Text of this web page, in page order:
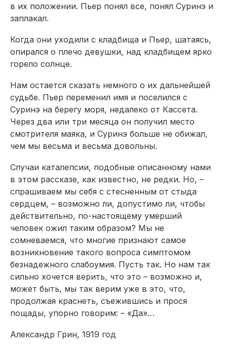
в их положении. Пьер понял все, понял Суринэ и
заплакал.
Когда они уходили с кладбища и Пьер, шатаясь,
опирался о плечо девушки, над кладбищем ярко
горело солнце.
Нам остается сказать немного о их дальнейшей
судьбе. Пьер переменил имя и поселился с
Суринэ на берегу моря, недалеко от Кассета.
Через два или три месяца он получил место
смотрителя маяка, и Суринэ больше не обижал,
чем мы весьма и весьма довольны.
Случаи каталепсии, подобные описанному нами
в этом рассказе, как известно, не редки. Но, –
спрашиваем мы себя с стесненным от стыда
сердцем, – возможно ли, допустимо ли, чтобы
действительно, по-настоящему умерший
человек ожил таким образом? Мы не
сомневаемся, что многие признают самое
возникновение такого вопроса симп­томом
безнадежного слабоумия. Пусть так. Но нам так
сильно хочется верить, что это – возможно и,
может быть, мы так верим уже в это, что,
продолжая краснеть, съежившись и прося
пощады, упорно говорим: – «Да»…
Александр Грин, 1919 год